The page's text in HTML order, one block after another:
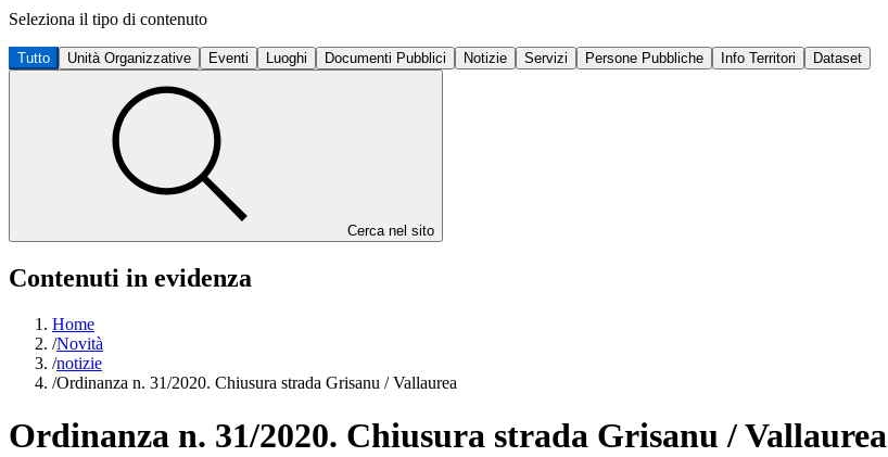
Seleziona il tipo di contenuto
Tutto Unità Organizzative Eventi Luoghi Documenti Pubblici Notizie Servizi Persone Pubbliche Info Territori Dataset
Cerca nel sito
Contenuti in evidenza
Home
/Novità
/notizie
/Ordinanza n. 31/2020. Chiusura strada Grisanu / Vallaurea
Ordinanza n. 31/2020. Chiusura strada Grisanu / Vallaurea